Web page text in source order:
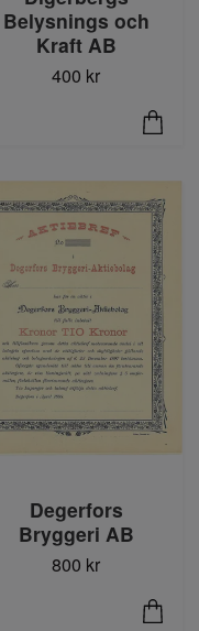
Belysnings och
Kraft AB
400 kr
Degerfors
Bryggeri AB
800 kr